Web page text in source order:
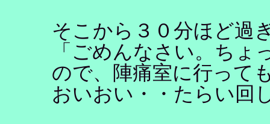
そこから３０分ほど過
「ごめんなさい。ちょ
ので、陣痛室に行って
おいおい・・たらい回